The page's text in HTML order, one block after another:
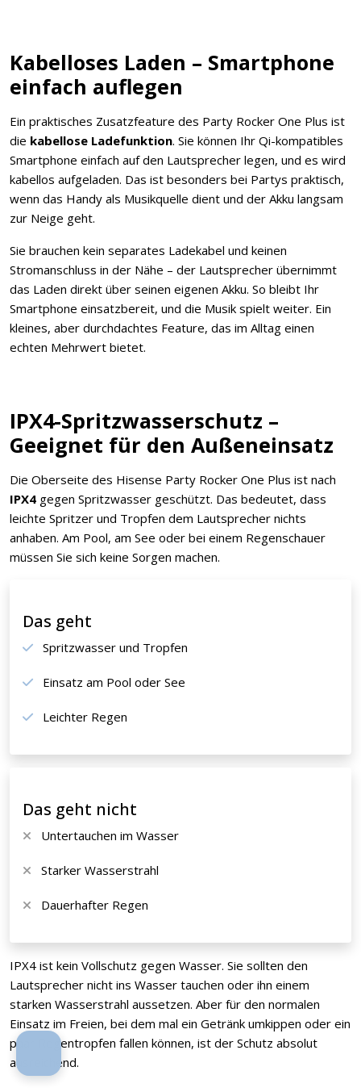
Kabelloses Laden – Smartphone
einfach auflegen
Ein praktisches Zusatzfeature des Party Rocker One Plus ist
die kabellose Ladefunktion. Sie können Ihr Qi-kompatibles
Smartphone einfach auf den Lautsprecher legen, und es wird
kabellos aufgeladen. Das ist besonders bei Partys praktisch,
wenn das Handy als Musikquelle dient und der Akku langsam
zur Neige geht.
Sie brauchen kein separates Ladekabel und keinen
Stromanschluss in der Nähe – der Lautsprecher übernimmt
das Laden direkt über seinen eigenen Akku. So bleibt Ihr
Smartphone einsatzbereit, und die Musik spielt weiter. Ein
kleines, aber durchdachtes Feature, das im Alltag einen
echten Mehrwert bietet.
IPX4-Spritzwasserschutz –
Geeignet für den Außeneinsatz
Die Oberseite des Hisense Party Rocker One Plus ist nach
IPX4 gegen Spritzwasser geschützt. Das bedeutet, dass
leichte Spritzer und Tropfen dem Lautsprecher nichts
anhaben. Am Pool, am See oder bei einem Regenschauer
müssen Sie sich keine Sorgen machen.
Das geht
Spritzwasser und Tropfen
Einsatz am Pool oder See
Leichter Regen
Das geht nicht
Untertauchen im Wasser
Starker Wasserstrahl
Dauerhafter Regen
IPX4 ist kein Vollschutz gegen Wasser. Sie sollten den
Lautsprecher nicht ins Wasser tauchen oder ihn einem
starken Wasserstrahl aussetzen. Aber für den normalen
Einsatz im Freien, bei dem mal ein Getränk umkippen oder ein
paar Regentropfen fallen können, ist der Schutz absolut
ausreichend.